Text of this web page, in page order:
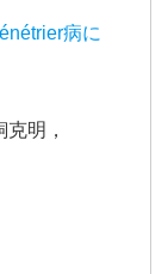
病に
明，